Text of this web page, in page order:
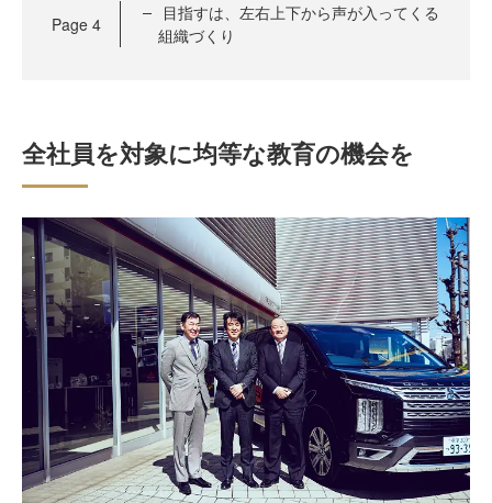
Page 4
目指すは、左右上下から声が入ってくる
組織づくり
全社員を対象に均等な教育の機会を